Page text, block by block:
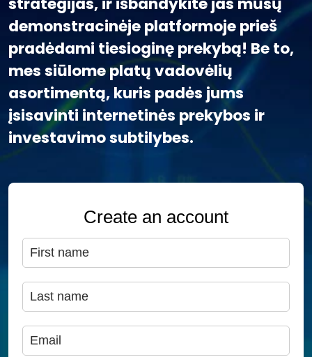
demonstracinėje platformoje prieš
pradėdami tiesioginę prekybą! Be to,
mes siūlome platų vadovėlių
asortimentą, kuris padės jums
įsisavinti internetinės prekybos ir
investavimo subtilybes.